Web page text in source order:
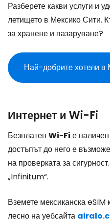
Разберете какви услуги и
летището в Мексико Сити.
за хранене и пазаруване?
Най-добрите хотели в
Интернет и Wi-Fi
Безплатен Wi-Fi е
достъпът до него е
на проверката за
„Infinitum“.
Вземете мексиканска eSIM
лесно на уебсайта